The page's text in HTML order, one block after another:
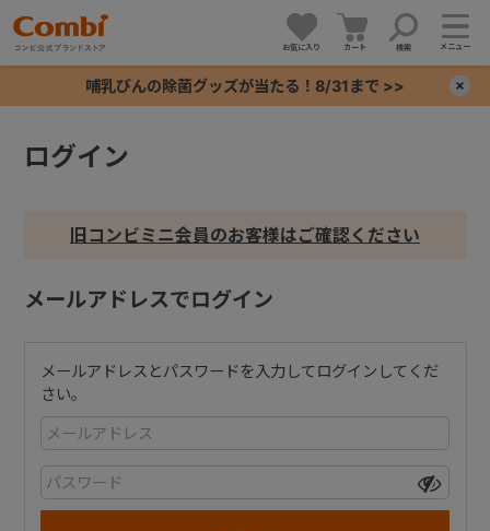
お気に入り カート 検索 メニュー
哺乳びんの除菌グッズが当たる！8/31まで >>
ログイン
旧コンビミニ会員のお客様はご確認ください
メールアドレスでログイン
メールアドレスとパスワードを入力してログインしてくだ
さい。